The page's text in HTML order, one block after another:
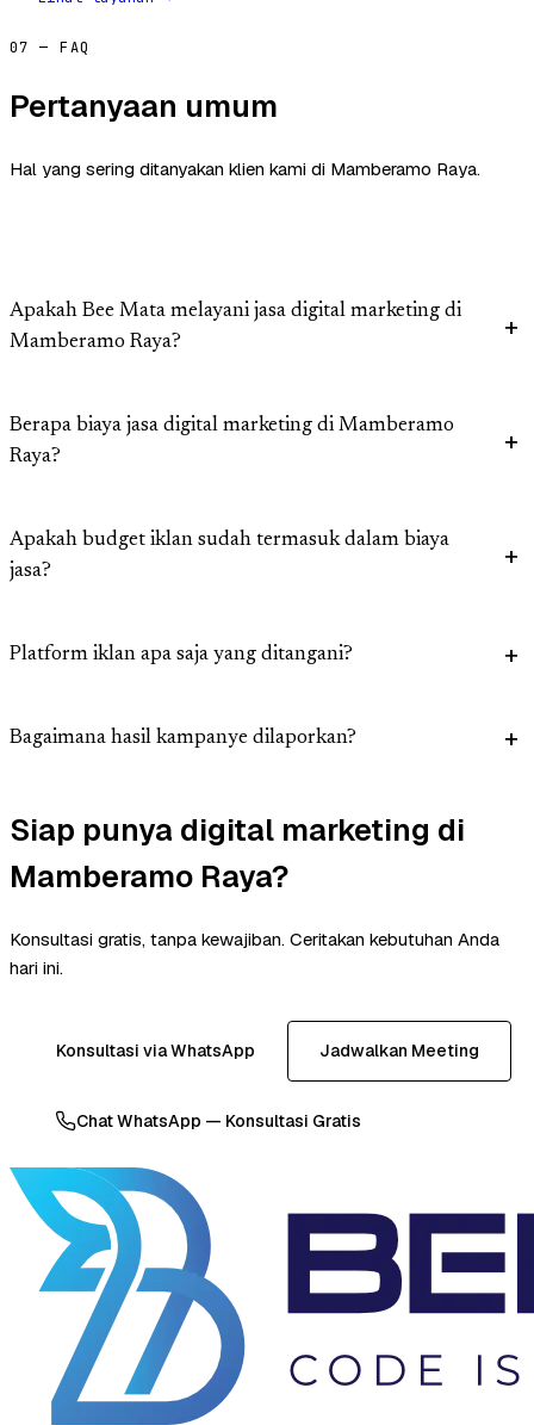
07 — FAQ
Pertanyaan umum
Hal yang sering ditanyakan klien kami di Mamberamo Raya.
Apakah Bee Mata melayani jasa digital marketing di
Mamberamo Raya?
Berapa biaya jasa digital marketing di Mamberamo
Raya?
Apakah budget iklan sudah termasuk dalam biaya
jasa?
Platform iklan apa saja yang ditangani?
Bagaimana hasil kampanye dilaporkan?
Siap punya digital marketing di
Mamberamo Raya?
Konsultasi gratis, tanpa kewajiban. Ceritakan kebutuhan Anda
hari ini.
Konsultasi via WhatsApp Jadwalkan Meeting
Chat WhatsApp — Konsultasi Gratis